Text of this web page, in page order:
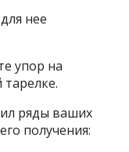
нее
упор на
ряды ваших
получения: